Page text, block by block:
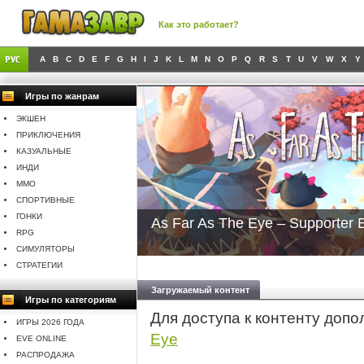
Как это работает?
A B C D E F G H I J K L M N O P Q R S T U V W X Y
Игры по жанрам
ЭКШЕН
ПРИКЛЮЧЕНИЯ
КАЗУАЛЬНЫЕ
ИНДИ
MMO
СПОРТИВНЫЕ
ГОНКИ
RPG
СИМУЛЯТОРЫ
СТРАТЕГИИ
Игры по категориям
ИГРЫ 2026 ГОДА
EVE ONLINE
РАСПРОДАЖА
As Far As The Eye – Supporter
Загружаемый контент
Для доступа к контенту
Eye